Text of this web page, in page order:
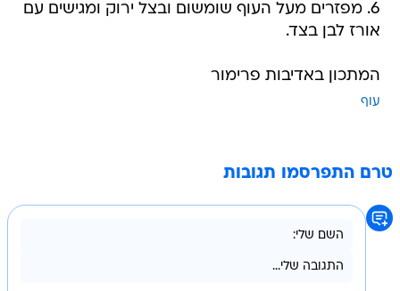
6. מפזרים מעל העוף שומשום ובצל ירוק ומגישים עם
אורז לבן בצד.
המתכון באדיבות פרימור
עוף
טרם התפרסמו תגובות